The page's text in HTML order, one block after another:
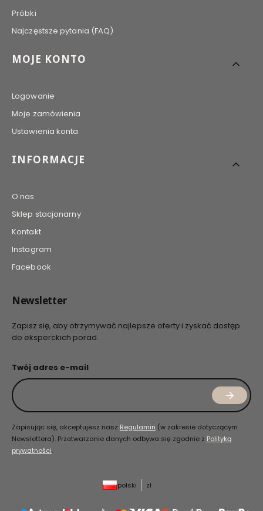
Próbki
Najczęstsze pytania (FAQ)
MOJE KONTO
Logowanie
Moje zamówienia
Ustawienia konta
INFORMACJE
O nas
Sklep stacjonarny
Kontakt
Instagram
Facebook
Newsletter
Zapisz się, aby otrzymywać najlepsze oferty i zyskać dostęp
do eksperckich porad.
Twój adres e-mail
Zapisując się, akceptujesz nasz Regulamin (w zakresie dotyczącym
Newslettera). Przetwarzanie danych odbywa się zgodnie z Polityką
prywatności.
polski zł